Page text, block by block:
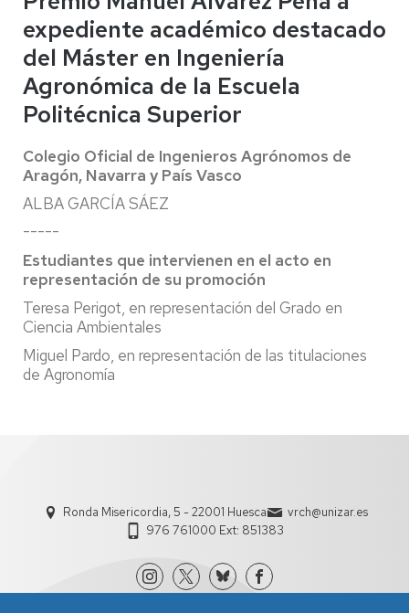
expediente académico destacado
del Máster en Ingeniería
Agronómica de la Escuela
Politécnica Superior
Colegio Oficial de Ingenieros Agrónomos de
Aragón, Navarra y País Vasco
ALBA GARCÍA SÁEZ
-----
Estudiantes que intervienen en el acto en
representación de su promoción
Teresa Perigot, en representación del Grado en
Ciencia Ambientales
Miguel Pardo, en representación de las titulaciones
de Agronomía
Ronda Misericordia, 5 - 22001 Huesca
vrch@unizar.es
976 761000 Ext: 851383